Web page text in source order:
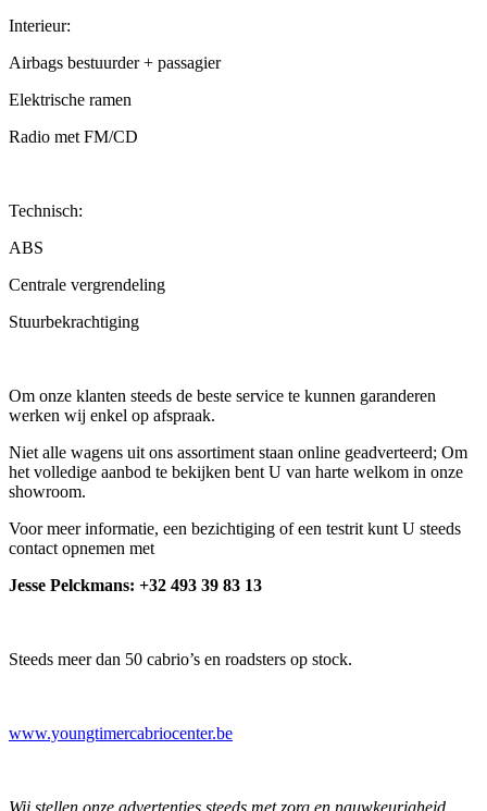
Interieur:
Airbags bestuurder + passagier
Elektrische ramen
Radio met FM/CD
Technisch:
ABS
Centrale vergrendeling
Stuurbekrachtiging
Om onze klanten steeds de beste service te kunnen garanderen
werken wij enkel op afspraak.
Niet alle wagens uit ons assortiment staan online geadverteerd; Om
het volledige aanbod te bekijken bent U van harte welkom in onze
showroom.
Voor meer informatie, een bezichtiging of een testrit kunt U steeds
contact opnemen met
Jesse Pelckmans: +32 493 39 83 13
Steeds meer dan 50 cabrio’s en roadsters op stock.
www.youngtimercabriocenter.be